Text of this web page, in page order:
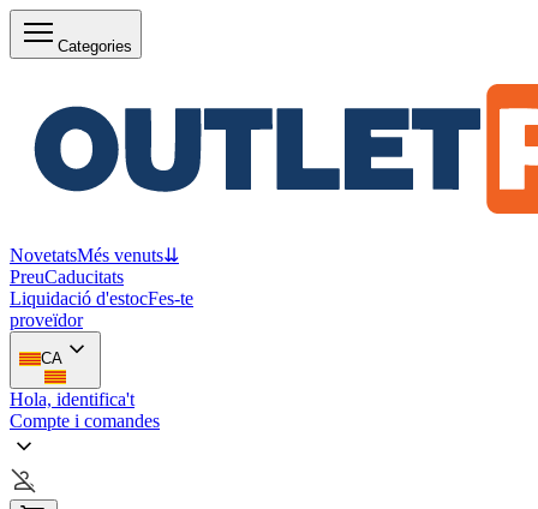
Categories
NovetatsMés venuts⇊
PreuCaducitats
Liquidació d'estocFes-te
proveïdor
CA
Hola, identifica't
Compte i comandes